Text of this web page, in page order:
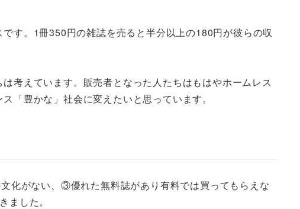
す。1冊350円の雑誌を売ると半分以上の180円が彼らの収
考えています。販売者となった人たちはもはやホームレス
「豊かな」社会に変えたいと思っています。
化がない、③優れた無料誌があり有料では買ってもらえな
した。